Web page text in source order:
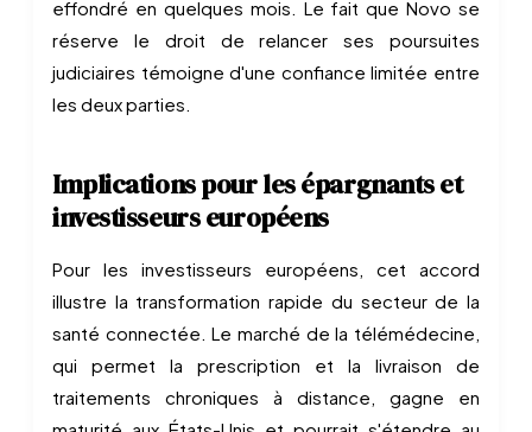
effondré en quelques mois. Le fait que Novo se
réserve le droit de relancer ses poursuites
judiciaires témoigne d'une confiance limitée entre
les deux parties.
Implications pour les épargnants et
investisseurs européens
Pour les investisseurs européens, cet accord
illustre la transformation rapide du secteur de la
santé connectée. Le marché de la télémédecine,
qui permet la prescription et la livraison de
traitements chroniques à distance, gagne en